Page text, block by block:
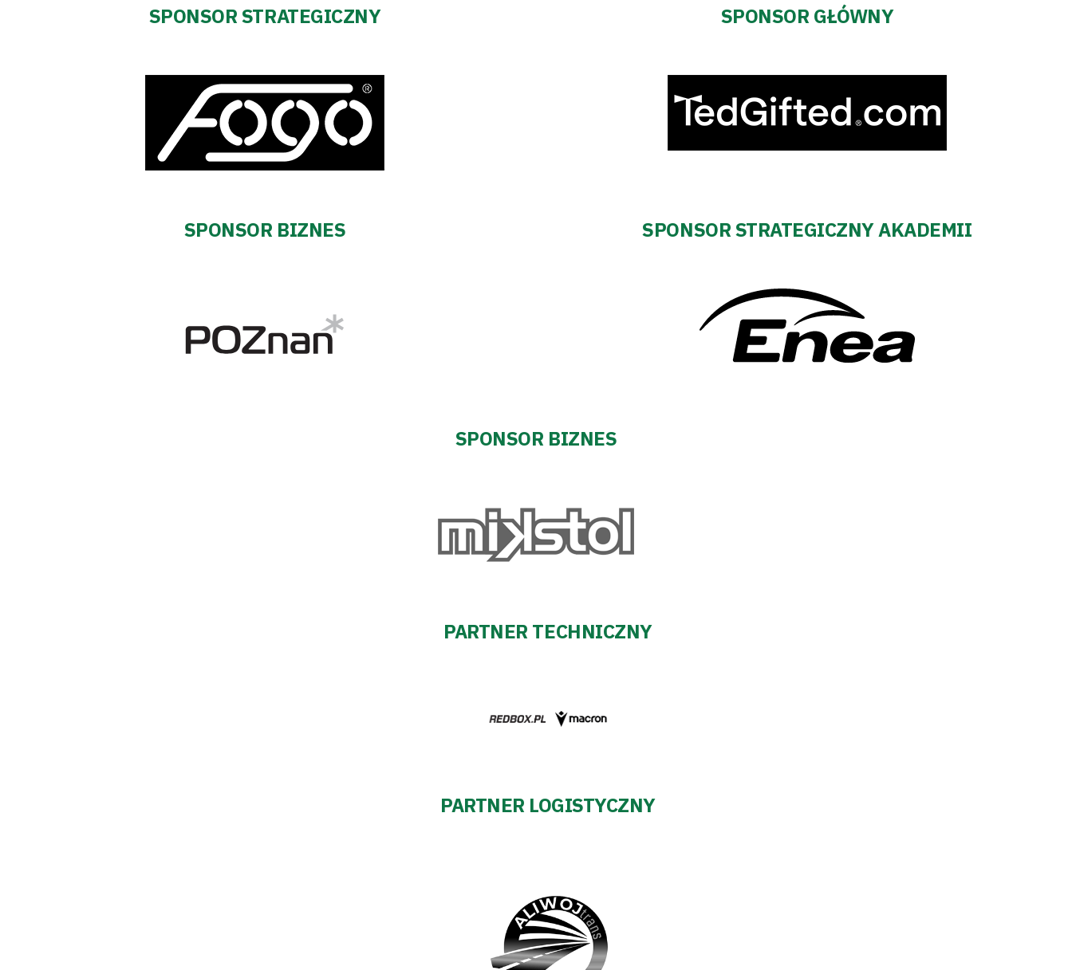
SPONSOR STRATEGICZNY SPONSOR GŁÓWNY
SPONSOR BIZNES SPONSOR STRATEGICZNY AKADEMII
SPONSOR BIZNES
PARTNER TECHNICZNY
PARTNER LOGISTYCZNY